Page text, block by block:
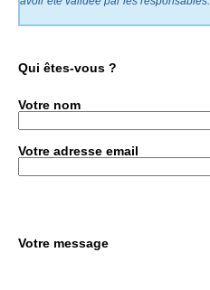
Qui êtes-vous ?
Votre nom
Votre adresse email
Votre message